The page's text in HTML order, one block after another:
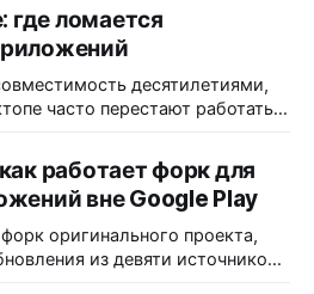
где ломается
десятилетиями,
часто перестают работать
GNOME и дистрибутивы в
барьеров, а пользователи
работает форк для
вне Google Play
оригинального проекта,
из девяти источников,